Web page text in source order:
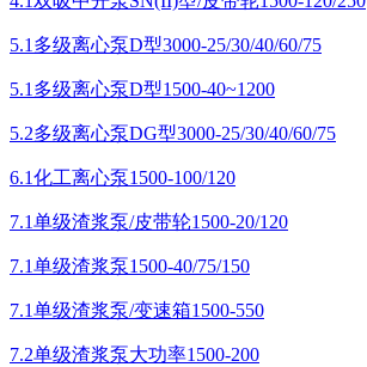
5.1多级离心泵D型3000-25/30/40/60/75
5.1多级离心泵D型1500-40~1200
5.2多级离心泵DG型3000-25/30/40/60/75
6.1化工离心泵1500-100/120
7.1单级渣浆泵/皮带轮1500-20/120
7.1单级渣浆泵1500-40/75/150
7.1单级渣浆泵/变速箱1500-550
7.2单级渣浆泵大功率1500-200